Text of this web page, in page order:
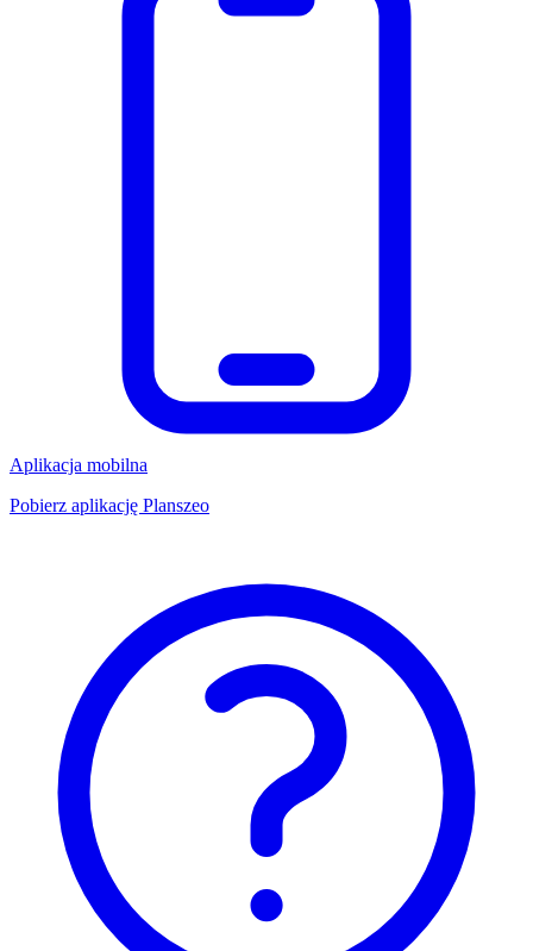
Aplikacja mobilna
Pobierz aplikację Planszeo